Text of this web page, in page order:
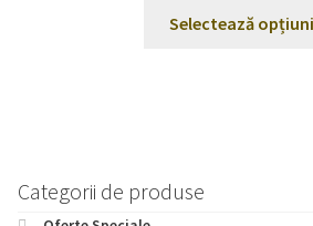
Selectează
Categorii de produse